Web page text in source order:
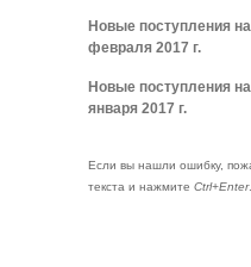
Новые поступления
февраля 2017 г.
Новые поступления
января 2017 г.
Если вы нашли ошибку,
текста и нажмите Ctrl+Enter.